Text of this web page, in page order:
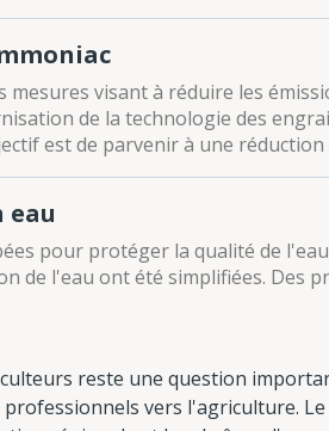
visant à réduire les
de la technologie des
est de parvenir à une réduction
eau
pour protéger la qualité de
de l'eau ont été simplifiées. Des
reste une question
vers l'agriculture.